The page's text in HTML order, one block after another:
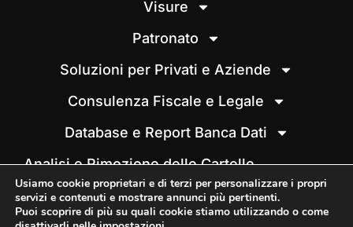
Visure
Patronato
Soluzioni per Privati e Aziende
Consulenza Fiscale e Legale
Database e Report Banca Dati
Analisi e Rimozione delle Cartelle
Esattoriali
Situazione Debitoria e Analisi
Usiamo cookie proprietari e di terzi per personalizzare i propri
servizi e contenuti e mostrare annunci più pertinenti.
Puoi scoprire di più su quali cookie stiamo utilizzando o come